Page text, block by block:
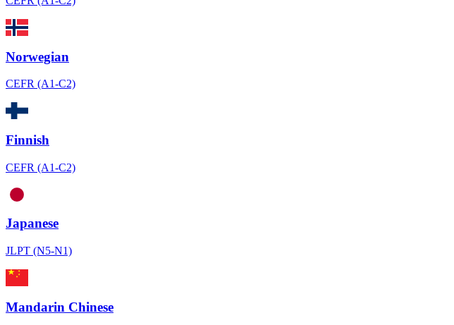
Norwegian
CEFR (A1-C2)
Finnish
CEFR (A1-C2)
Japanese
JLPT (N5-N1)
Mandarin Chinese